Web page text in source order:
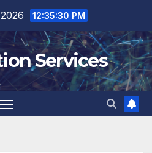
12:35:31 PM
Services